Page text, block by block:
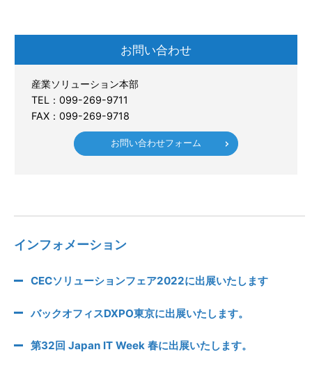
お問い合わせ
産業ソリューション本部
TEL：099-269-9711
FAX：099-269-9718
お問い合わせフォーム
インフォメーション
CECソリューションフェア2022に出展いたします
バックオフィスDXPO東京に出展いたします。
第32回 Japan IT Week 春に出展いたします。